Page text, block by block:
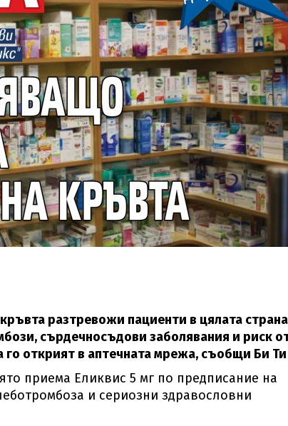
разтревожи пациенти в цялата
сърдечносъдови заболявания и риск
го открият в аптечната мрежа, съобщи Би
приема Еликвис 5 мг по предписание на
и сериозни здравословни